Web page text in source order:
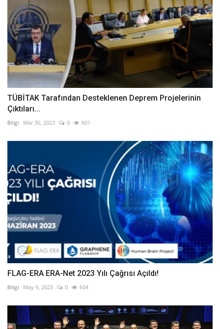
TÜBİTAK Tarafından Desteklenen Deprem Projelerinin
Çıktıları...
Bilgi Mar 30, 2023 0 601
FLAG-ERA ERA-Net 2023 Yılı Çağrısı Açıldı!
Bilgi May 9, 2023 0 604